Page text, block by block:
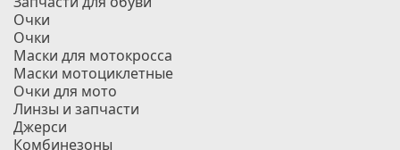
Очки
Очки
Маски для мотокросса
Маски мотоциклетные
Очки для мото
Линзы и запчасти
Джерси
Комбинезоны